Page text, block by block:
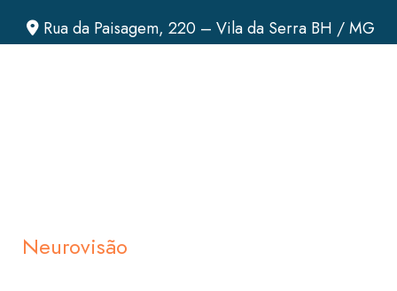
Rua da Paisagem, 220 – Vila da Serra BH / MG
Neurovisão